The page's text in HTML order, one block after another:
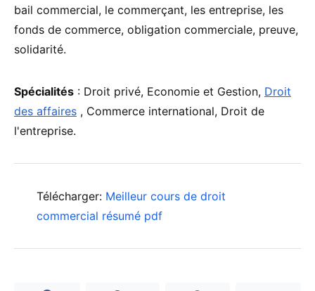
bail commercial, le commerçant, les entreprise, les
fonds de commerce, obligation commerciale, preuve,
solidarité.
Spécialités : Droit privé, Economie et Gestion, Droit
des affaires , Commerce international, Droit de
l'entreprise.
Télécharger: Meilleur cours de droit
commercial résumé pdf